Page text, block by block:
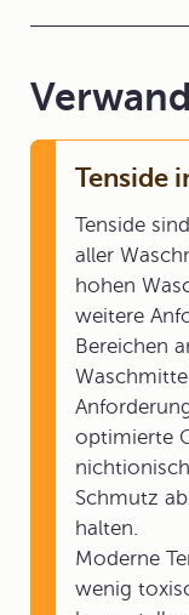
Tenside
Tenside
aller
hohen
weitere
Bereichen
optimierte
Schmutz
halten.
Moderne
wenig